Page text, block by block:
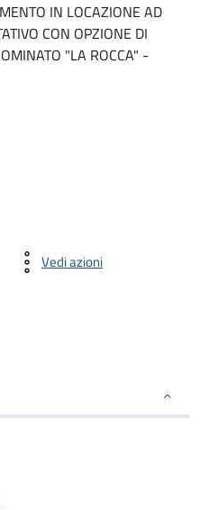
IN LOCAZIONE AD
CON OPZIONE DI
"LA ROCCA" -
Vedi azioni